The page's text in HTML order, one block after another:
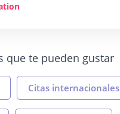
que te pueden gustar
Citas internacionales